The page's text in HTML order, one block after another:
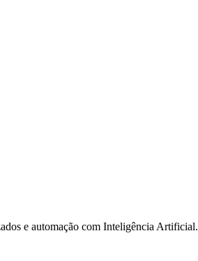
e automação com Inteligência Artificial.